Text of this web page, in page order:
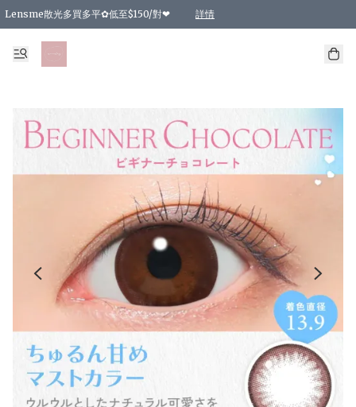
Lensme散光多買多平✿低至$150/對❤ 詳情
台灣Karacon⁩✧日拋 特價清貨❁⃘
日本韓國多款日/月拋現貨☼ 特價❤︎數量有限 售完即止
🇰🇷韓國多款月拋現貨 特價兩對$99✿數量有限 售完即止♫
精選商品，任選買2件或以上9 折；買4件或以上85 折；買6件或以上8 折
精選商品，任選買2件HKD 140.00；買4件HKD 260.00
精選商品，任選買2件HKD 190.00；買4件HKD 360.00
精選商品，任選買2件HKD 110.00；買4件HKD 180.00
精選商品，任選買2件HKD 170.00；買4件HKD 320.00
精選商品，任選買2件或以上減HKD 148.00
精選商品，任選買2件或以上減HKD 148.00
精選商品，任選買2件或以上95 折；買4件或以上9 折；買6件或以上85 折；買8件
精選商品，任選買12件或以上87 折
精選商品，任選買2件或以上減HKD 16.00；買4件或以上減HKD 32.00；買6
精選商品，任選買2件或以上95 折；買4件或以上9 折；買8件或以上85 折；買12
購物滿 HKD 800.00即享免運費優惠！（適用於 特定的送貨方式 )